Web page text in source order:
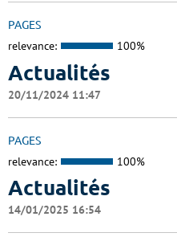
PAGES
relevance: 100%
Actualités
20/11/2024 11:47
PAGES
relevance: 100%
Actualités
14/01/2025 16:54